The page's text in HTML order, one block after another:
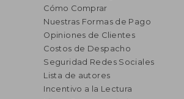
Cómo Comprar
Nuestras Formas de Pago
Opiniones de Clientes
Costos de Despacho
Seguridad Redes Sociales
Lista de autores
Incentivo a la Lectura